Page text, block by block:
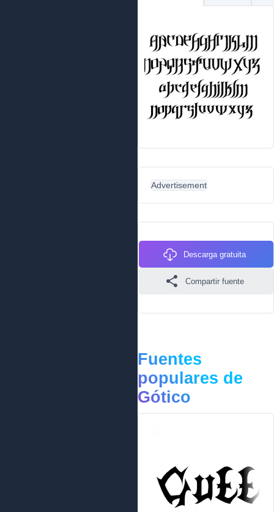
Advertisement
Descarga gratuita
Compartir fuente
Fuentes
populares de
Gótico